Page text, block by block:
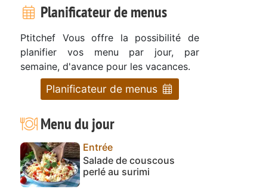
Planificateur de menus
Ptitchef Vous offre la possibilité de
planifier vos menu par jour, par
semaine, d'avance pour les vacances.
Planificateur de menus
Menu du jour
Entrée
Salade de couscous
perlé au surimi